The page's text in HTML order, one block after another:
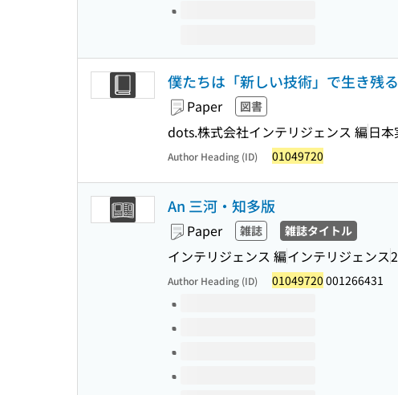
僕たちは「新しい技術」で生き残
Paper 図書
dots.株式会社インテリジェンス 編日
Author Heading (ID) 01049720
An 三河・知多版
Paper 雑誌 雑誌タイトル
インテリジェンス 編インテリジェンス
Author Heading (ID) 01049720 001266431
Volumes of this title